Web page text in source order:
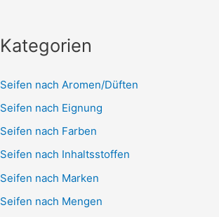
Kategorien
Seifen nach Aromen/Düften
Seifen nach Eignung
Seifen nach Farben
Seifen nach Inhaltsstoffen
Seifen nach Marken
Seifen nach Mengen